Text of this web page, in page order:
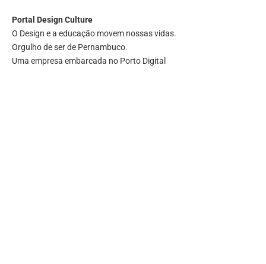
Portal Design Culture
O Design e a educação movem nossas vidas.
Orgulho de ser de Pernambuco.
Uma empresa embarcada no Porto Digital